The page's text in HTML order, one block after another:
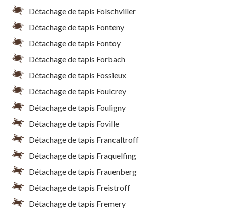
Détachage de tapis Folschviller
Détachage de tapis Fonteny
Détachage de tapis Fontoy
Détachage de tapis Forbach
Détachage de tapis Fossieux
Détachage de tapis Foulcrey
Détachage de tapis Fouligny
Détachage de tapis Foville
Détachage de tapis Francaltroff
Détachage de tapis Fraquelfing
Détachage de tapis Frauenberg
Détachage de tapis Freistroff
Détachage de tapis Fremery